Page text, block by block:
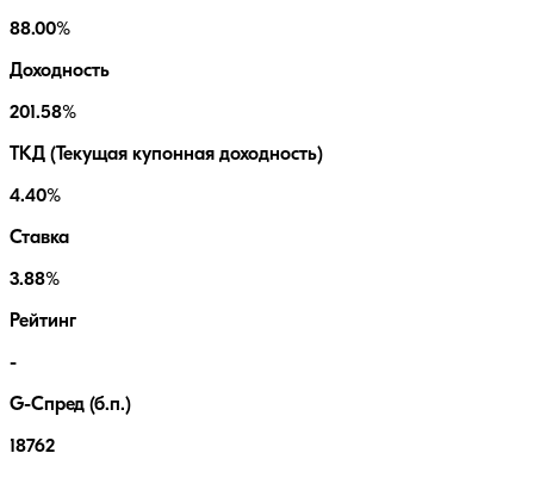
88.00%
Доходность
201.58%
ТКД (Текущая купонная доходность)
4.40%
Ставка
3.88%
Рейтинг
-
G-Спред (б.п.)
18762